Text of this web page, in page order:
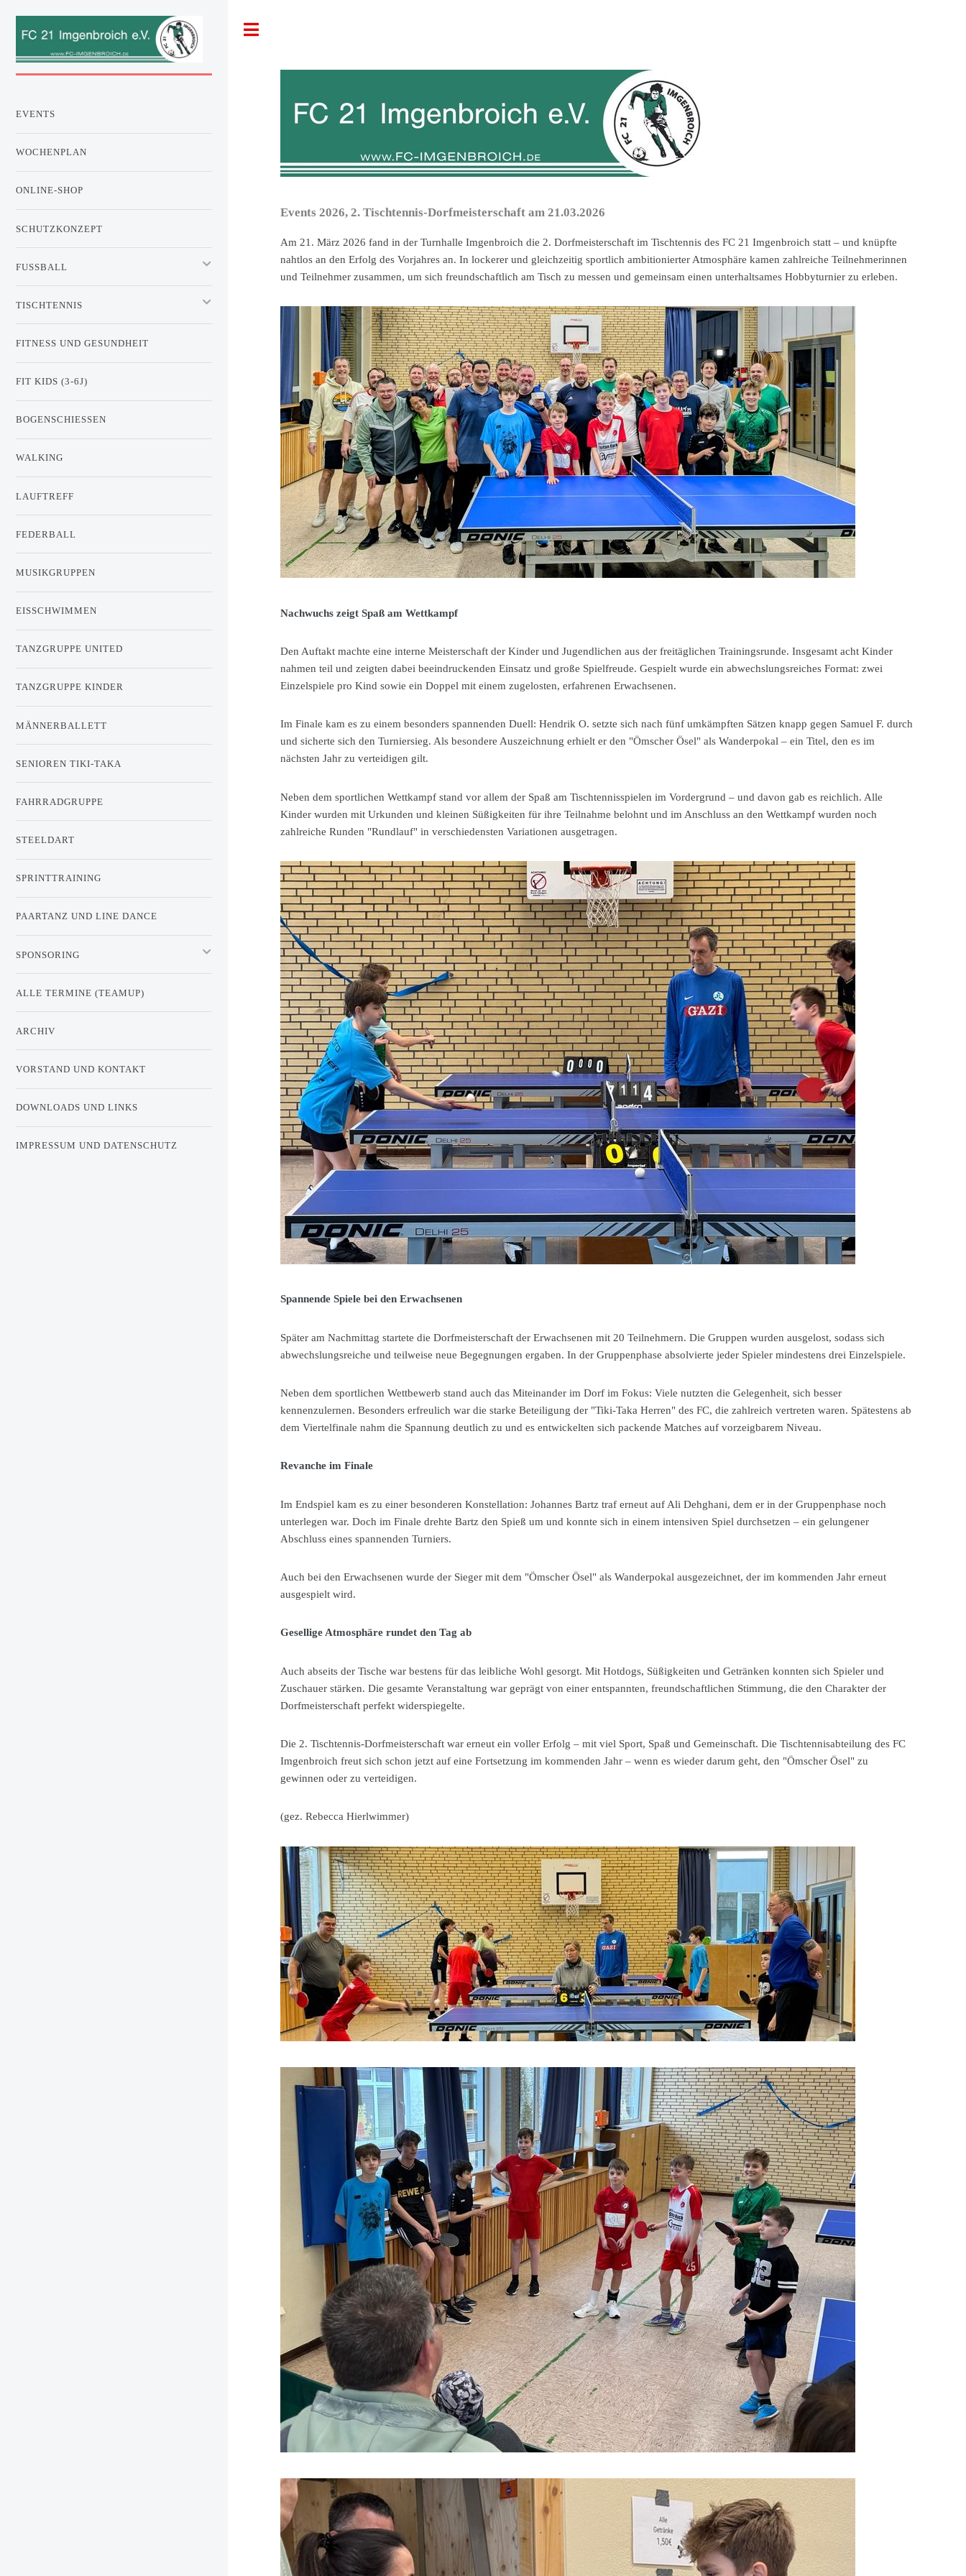
Events 2026, 2. Tischtennis-Dorfmeisterschaft am 21.03.2026
Am 21. März 2026 fand in der Turnhalle Imgenbroich die 2. Dorfmeisterschaft im Tischtennis des FC 21 Imgenbroich statt – und knüpfte
nahtlos an den Erfolg des Vorjahres an. In lockerer und gleichzeitig sportlich ambitionierter Atmosphäre kamen zahlreiche Teilnehmerinnen
und Teilnehmer zusammen, um sich freundschaftlich am Tisch zu messen und gemeinsam einen unterhaltsames Hobbyturnier zu erleben.
Nachwuchs zeigt Spaß am Wettkampf
Den Auftakt machte eine interne Meisterschaft der Kinder und Jugendlichen aus der freitäglichen Trainingsrunde. Insgesamt acht Kinder
nahmen teil und zeigten dabei beeindruckenden Einsatz und große Spielfreude. Gespielt wurde ein abwechslungsreiches Format: zwei
Einzelspiele pro Kind sowie ein Doppel mit einem zugelosten, erfahrenen Erwachsenen.
Im Finale kam es zu einem besonders spannenden Duell: Hendrik O. setzte sich nach fünf umkämpften Sätzen knapp gegen Samuel F. durch
und sicherte sich den Turniersieg. Als besondere Auszeichnung erhielt er den "Ömscher Ösel" als Wanderpokal – ein Titel, den es im
nächsten Jahr zu verteidigen gilt.
Neben dem sportlichen Wettkampf stand vor allem der Spaß am Tischtennisspielen im Vordergrund – und davon gab es reichlich. Alle
Kinder wurden mit Urkunden und kleinen Süßigkeiten für ihre Teilnahme belohnt und im Anschluss an den Wettkampf wurden noch
zahlreiche Runden "Rundlauf" in verschiedensten Variationen ausgetragen.
Spannende Spiele bei den Erwachsenen
Später am Nachmittag startete die Dorfmeisterschaft der Erwachsenen mit 20 Teilnehmern. Die Gruppen wurden ausgelost, sodass sich
abwechslungsreiche und teilweise neue Begegnungen ergaben. In der Gruppenphase absolvierte jeder Spieler mindestens drei Einzelspiele.
Neben dem sportlichen Wettbewerb stand auch das Miteinander im Dorf im Fokus: Viele nutzten die Gelegenheit, sich besser
kennenzulernen. Besonders erfreulich war die starke Beteiligung der "Tiki-Taka Herren" des FC, die zahlreich vertreten waren. Spätestens ab
dem Viertelfinale nahm die Spannung deutlich zu und es entwickelten sich packende Matches auf vorzeigbarem Niveau.
Revanche im Finale
Im Endspiel kam es zu einer besonderen Konstellation: Johannes Bartz traf erneut auf Ali Dehghani, dem er in der Gruppenphase noch
unterlegen war. Doch im Finale drehte Bartz den Spieß um und konnte sich in einem intensiven Spiel durchsetzen – ein gelungener
Abschluss eines spannenden Turniers.
Auch bei den Erwachsenen wurde der Sieger mit dem "Ömscher Ösel" als Wanderpokal ausgezeichnet, der im kommenden Jahr erneut
ausgespielt wird.
Gesellige Atmosphäre rundet den Tag ab
Auch abseits der Tische war bestens für das leibliche Wohl gesorgt. Mit Hotdogs, Süßigkeiten und Getränken konnten sich Spieler und
Zuschauer stärken. Die gesamte Veranstaltung war geprägt von einer entspannten, freundschaftlichen Stimmung, die den Charakter der
Dorfmeisterschaft perfekt widerspiegelte.
Die 2. Tischtennis-Dorfmeisterschaft war erneut ein voller Erfolg – mit viel Sport, Spaß und Gemeinschaft. Die Tischtennisabteilung des FC
Imgenbroich freut sich schon jetzt auf eine Fortsetzung im kommenden Jahr – wenn es wieder darum geht, den "Ömscher Ösel" zu
gewinnen oder zu verteidigen.
(gez. Rebecca Hierlwimmer)
EVENTS
WOCHENPLAN
ONLINE-SHOP
SCHUTZKONZEPT
FUSSBALL
TISCHTENNIS
FITNESS UND GESUNDHEIT
FIT KIDS (3-6J)
BOGENSCHIESSEN
WALKING
LAUFTREFF
FEDERBALL
MUSIKGRUPPEN
EISSCHWIMMEN
TANZGRUPPE UNITED
TANZGRUPPE KINDER
MÄNNERBALLETT
SENIOREN TIKI-TAKA
FAHRRADGRUPPE
STEELDART
SPRINTTRAINING
PAARTANZ UND LINE DANCE
SPONSORING
ALLE TERMINE (TEAMUP)
ARCHIV
VORSTAND UND KONTAKT
DOWNLOADS UND LINKS
IMPRESSUM UND DATENSCHUTZ
Toggle